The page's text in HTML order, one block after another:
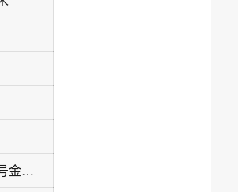
海南省海口市龙华区海垦街道海濂路19号金鹿雅苑CD-004号